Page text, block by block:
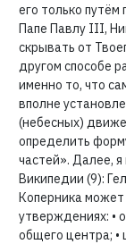
его только
Папе Павлу III,
скрывать от
другом способе
именно то, что
вполне
(небесных)
определить
частей». Далее,
Википедии (9):
Коперника
утверждениях: •
общего центра; •